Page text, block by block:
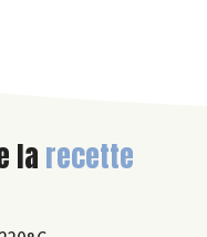
larecette